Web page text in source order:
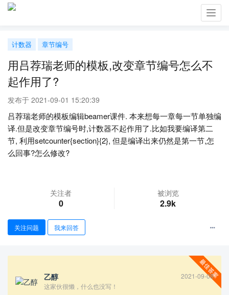
计数器 章节编号
用吕荐瑞老师的模板,改变章节编号怎么不
起作用了?
发布于 2021-09-01 15:20:39
吕荐瑞老师的模板编辑beamer课件. 本来想每一章每一节单独编
译.但是改变章节编号时,计数器不起作用了.比如我要编译第二
节, 利用setcounter{section}{2}, 但是编译出来仍然是第一节,怎
么回事?怎么修改?
关注者
0
被浏览
2.9k
关注问题 我来回答
乙醇
2021-09-08
这家伙很懒，什么也没写！